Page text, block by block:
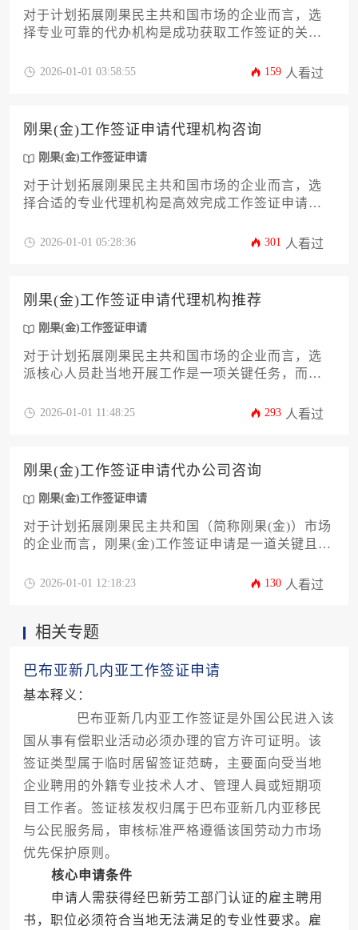
对于计划拓展刚果民主共和国市场的企业而言，选
择专业可靠的代办机构是成功获取工作签证的关
优化等维度，为企业决策者提供12项核心评估指
2026-01-01 03:58:55 159 人看过
刚果(金)工作签证申请代理机构咨询
刚果(金)工作签证申请
对于计划拓展刚果民主共和国市场的企业而言，选
择合适的专业代理机构是高效完成工作签证申请的
务机构筛选标准、材料准备要点及风险规避策略，
2026-01-01 05:28:36 301 人看过
刚果(金)工作签证申请代理机构推荐
刚果(金)工作签证申请
对于计划拓展刚果民主共和国市场的企业而言，选
派核心人员赴当地开展工作是一项关键任务，而顺
石。面对复杂多变的移民法规和繁琐的文件要求，
范围、成功案例到风险管控，为企业决策者提供一
套全面、实用的评估框架，助力企业规避潜在风
险，确保外派团队顺利合规地进驻目标市场，为业
2026-01-01 11:48:25 293 人看过
刚果(金)工作签证申请代办公司咨询
刚果(金)工作签证申请
对于计划拓展刚果民主共和国（简称刚果(金)）市场
的企业而言，刚果(金)工作签证申请是一道关键且复
攻略，系统阐述如何高效、合规地完成签证申请流
力企业降低海外用工法律风险，确保核心人员顺利
2026-01-01 12:18:23 130 人看过
相关专题
巴布亚新几内亚工作签证申请
基本释义：
巴布亚新几内亚工作签证是外国公民进入该
国从事有偿职业活动必须办理的官方许可证明。该
签证类型属于临时居留签证范畴，主要面向受当地
企业聘用的外籍专业技术人才、管理人員或短期项
目工作者。签证核发权归属于巴布亚新几内亚移民
与公民服务局，审核标准严格遵循该国劳动力市场
优先保护原则。
核心申请条件
申请人需获得经巴新劳工部门认证的雇主聘用
书，职位必须符合当地无法满足的专业性要求。雇